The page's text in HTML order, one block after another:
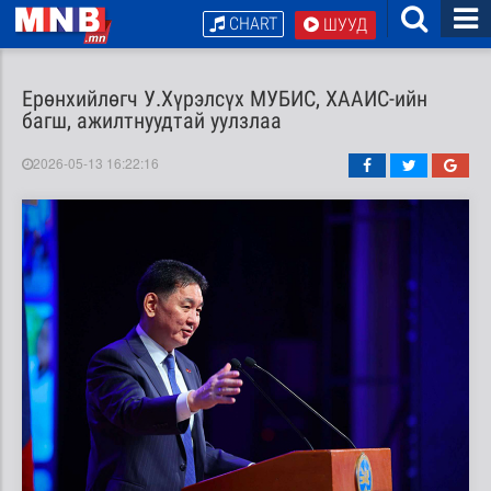
ШУУД
CHART
Ерөнхийлөгч У.Хүрэлсүх МУБИС, ХААИС-ийн
багш, ажилтнуудтай уулзлаа
2026-05-13 16:22:16